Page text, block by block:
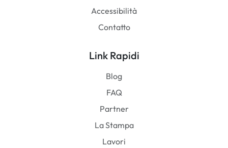
Accessibilità
Contatto
Link Rapidi
Blog
FAQ
Partner
La Stampa
Lavori